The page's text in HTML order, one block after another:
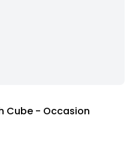
Cube - Occasion